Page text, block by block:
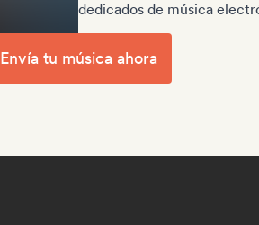
dedicados de música
Envía tu música ahora